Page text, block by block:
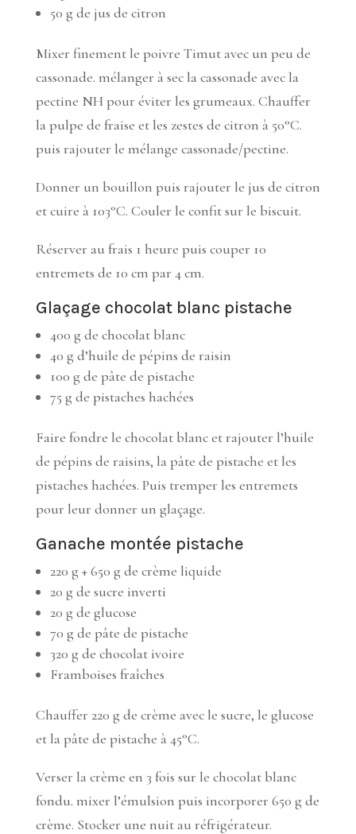
50 g de jus de citron
Mixer finement le poivre Timut avec un peu de
cassonade. mélanger à sec la cassonade avec la
pectine NH pour éviter les grumeaux. Chauffer
la pulpe de fraise et les zestes de citron à 50°C.
puis rajouter le mélange cassonade/pectine.
Donner un bouillon puis rajouter le jus de citron
et cuire à 103°C. Couler le confit sur le biscuit.
Réserver au frais 1 heure puis couper 10
entremets de 10 cm par 4 cm.
Glaçage chocolat blanc pistache
400 g de chocolat blanc
40 g d’huile de pépins de raisin
100 g de pâte de pistache
75 g de pistaches hachées
Faire fondre le chocolat blanc et rajouter l’huile
de pépins de raisins, la pâte de pistache et les
pistaches hachées. Puis tremper les entremets
pour leur donner un glaçage.
Ganache montée pistache
220 g + 650 g de crème liquide
20 g de sucre inverti
20 g de glucose
70 g de pâte de pistache
320 g de chocolat ivoire
Framboises fraîches
Chauffer 220 g de crème avec le sucre, le glucose
et la pâte de pistache à 45°C.
Verser la crème en 3 fois sur le chocolat blanc
fondu. mixer l’émulsion puis incorporer 650 g de
crème. Stocker une nuit au réfrigérateur.